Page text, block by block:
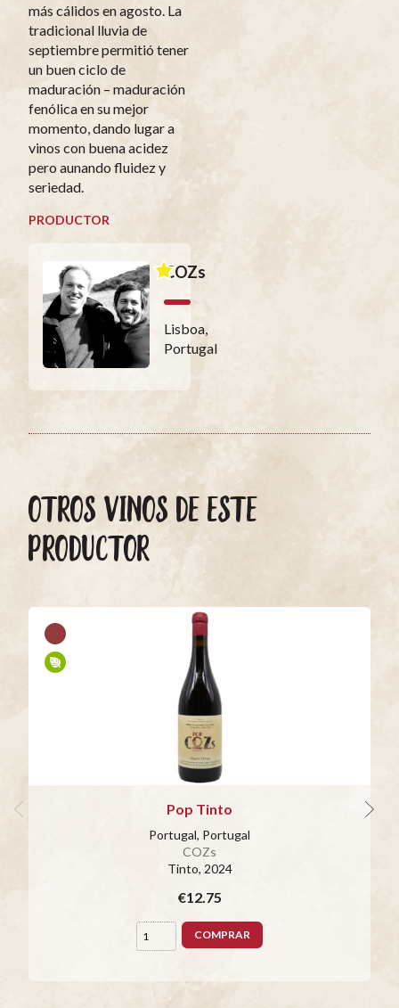
más cálidos en agosto. La
tradicional lluvia de
septiembre permitió tener
un buen ciclo de
maduración – maduración
fenólica en su mejor
momento, dando lugar a
vinos con buena acidez
pero aunando fluidez y
seriedad.
PRODUCTOR
COZs
Lisboa,
Portugal
OTROS VINOS DE ESTE
PRODUCTOR
Pop Tinto
Portugal, Portugal
COZs
Tinto, 2024
€12.75
COMPRAR